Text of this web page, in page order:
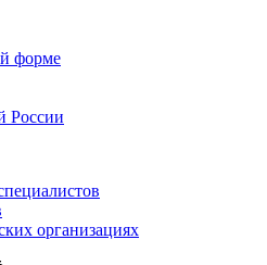
форме
России
организациях